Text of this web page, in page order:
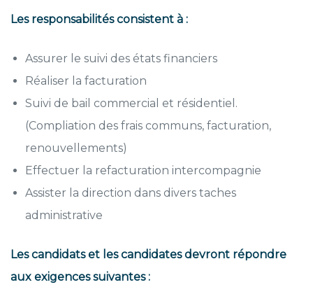
Les responsabilités consistent à :
Assurer le suivi des états financiers
Réaliser la facturation
Suivi de bail commercial et résidentiel.
(Compliation des frais communs, facturation,
renouvellements)
Effectuer la refacturation intercompagnie
Assister la direction dans divers taches
administrative
Les candidats et les candidates devront répondre
aux exigences suivantes :